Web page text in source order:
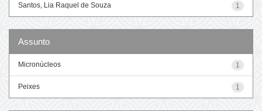
1
Santos, Lia Raquel de Souza
Assunto
1
Micronúcleos
1
Peixes